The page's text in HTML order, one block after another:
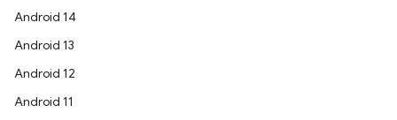
Android 14
Android 13
Android 12
Android 11